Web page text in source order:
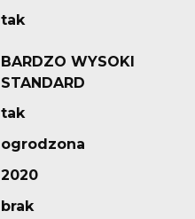
tak
BARDZO WYSOKI
STANDARD
tak
ogrodzona
2020
brak